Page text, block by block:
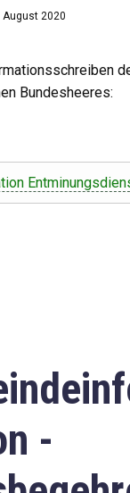
2020
Bundesheeres:
-